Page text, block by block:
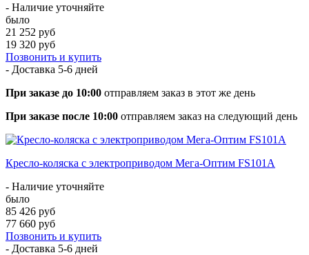
- Наличие уточняйте
было
21 252 руб
19 320 руб
Позвонить и купить
- Доставка 5-6 дней
При заказе до 10:00 отправляем заказ в этот же день
При заказе после 10:00 отправляем заказ на следующий день
Кресло-коляска с электроприводом Мега-Оптим FS101A
- Наличие уточняйте
было
85 426 руб
77 660 руб
Позвонить и купить
- Доставка 5-6 дней